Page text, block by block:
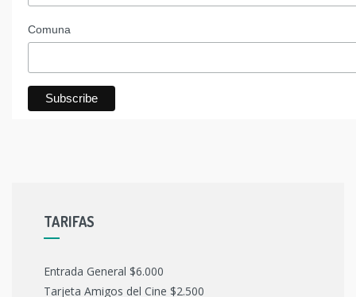
Comuna
TARIFAS
Entrada General $6.000
Tarjeta Amigos del Cine $2.500